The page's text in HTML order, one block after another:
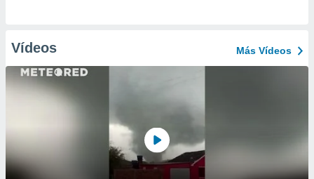
Vídeos Más Vídeos